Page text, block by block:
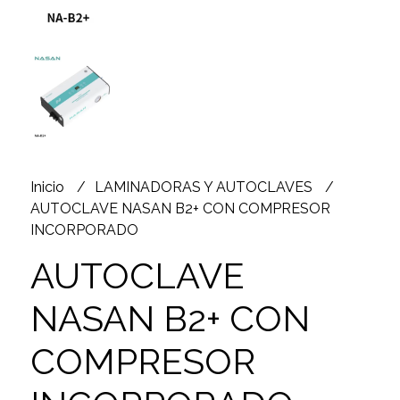
Inicio
LAMINADORAS Y AUTOCLAVES
AUTOCLAVE NASAN B2+ CON COMPRESOR
INCORPORADO
AUTOCLAVE
NASAN B2+ CON
COMPRESOR